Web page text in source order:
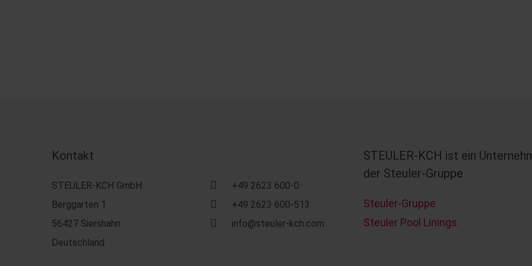
Kontakt
STEULER-KCH GmbH
Berggarten 1
56427 Siershahn
Deutschland
+49 2623 600-0
+49 2623 600-513
info@steuler-kch.com
STEULER-KCH ist ein
der Steuler-Gruppe
Steuler-Gruppe
Steuler Pool Linings